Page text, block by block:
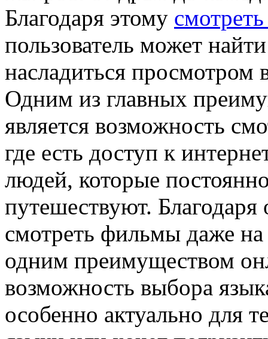
Благодаря этому
пользователь может
насладиться просмотром
Одним из главных
является возможность
где есть доступ к
людей, которые
путешествуют.
смотреть фильмы даже
одним преимуществом
возможность выбора
особенно актуально для